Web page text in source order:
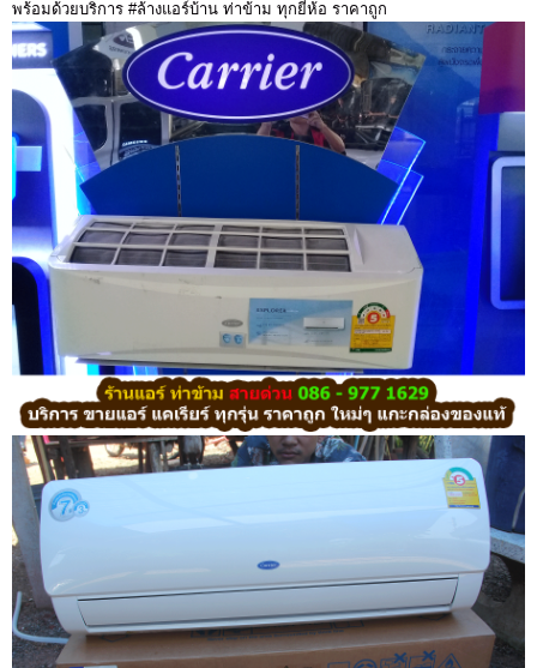
พร้อมด้วยบริการ #ล้างแอร์บ้าน ท่าข้าม ทุกยี่ห้อ ราคาถูก